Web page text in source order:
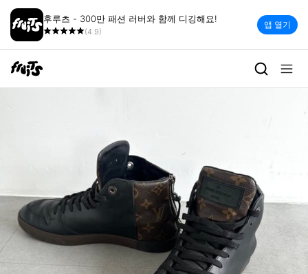
후루츠 - 300만 패션 러버와 함께 디깅해요!
(4.9)
앱 열기